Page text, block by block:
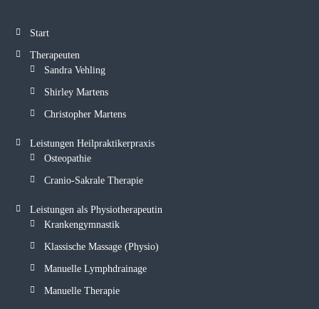
Start
Therapeuten
Sandra Vehling
Shirley Martens
Christopher Martens
Leistungen Heilpraktikerpraxis
Osteopathie
Cranio-Sakrale Therapie
Leistungen als Physiotherapeutin
Krankengymnastik
Klassische Massage (Physio)
Manuelle Lymphdrainage
Manuelle Therapie